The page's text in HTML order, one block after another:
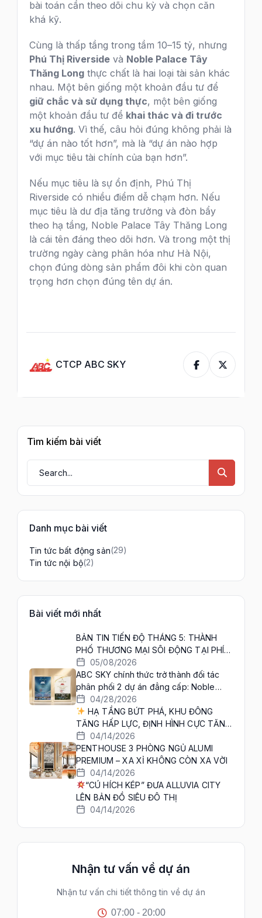
bài toán cần theo dõi chu kỳ và chọn căn
khá kỹ.
Cùng là thấp tầng trong tầm 10–15 tỷ, nhưng
Phú Thị Riverside và Noble Palace Tây
Thăng Long thực chất là hai loại tài sản khác
nhau. Một bên giống một khoản đầu tư để
giữ chắc và sử dụng thực, một bên giống
một khoản đầu tư để khai thác và đi trước
xu hướng. Vì thế, câu hỏi đúng không phải là
“dự án nào tốt hơn”, mà là “dự án nào hợp
với mục tiêu tài chính của bạn hơn”.
Nếu mục tiêu là sự ổn định, Phú Thị
Riverside có nhiều điểm dễ chạm hơn. Nếu
mục tiêu là dư địa tăng trưởng và đòn bẩy
theo hạ tầng, Noble Palace Tây Thăng Long
là cái tên đáng theo dõi hơn. Và trong một thị
trường ngày càng phân hóa như Hà Nội,
chọn đúng dòng sản phẩm đôi khi còn quan
trọng hơn chọn đúng tên dự án.
CTCP ABC SKY
Tìm kiếm bài viết
Danh mục bài viết
Tin tức bất động sản(29)
Tin tức nội bộ(2)
Bài viết mới nhất
BẢN TIN TIẾN ĐỘ THÁNG 5: THÀNH
PHỐ THƯƠNG MẠI SÔI ĐỘNG TẠI PHÍA
TÂY HÀ NỘI ĐANG DẦN HIỆN DIỆN!
05/08/2026
ABC SKY chính thức trở thành đối tác
phân phối 2 dự án đẳng cấp: Noble
Palace Long Biên & Noble Crystal Long
Biên WorldHotels Residence
04/28/2026
HẠ TẦNG BỨT PHÁ, KHU ĐÔNG
TĂNG HẤP LỰC, ĐỊNH HÌNH CỰC TĂNG
TRƯỞNG MỚI
04/14/2026
PENTHOUSE 3 PHÒNG NGỦ ALUMI
PREMIUM – XA XỈ KHÔNG CÒN XA VỜI
04/14/2026
“CÚ HÍCH KÉP” ĐƯA ALLUVIA CITY
LÊN BẢN ĐỒ SIÊU ĐÔ THỊ
04/14/2026
Nhận tư vấn về dự án
Nhận tư vấn chi tiết thông tin về dự án
07:00 - 20:00